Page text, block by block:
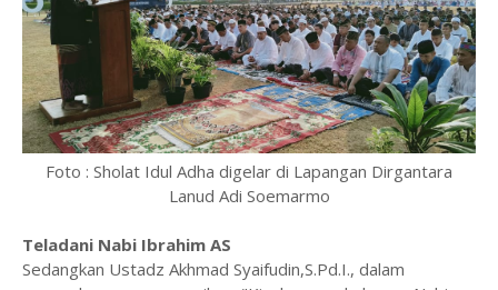
Foto : Sholat Idul Adha digelar di Lapangan Dirgantara
Lanud Adi Soemarmo
Teladani Nabi Ibrahim AS
Sedangkan Ustadz Akhmad Syaifudin,S.Pd.I., dalam